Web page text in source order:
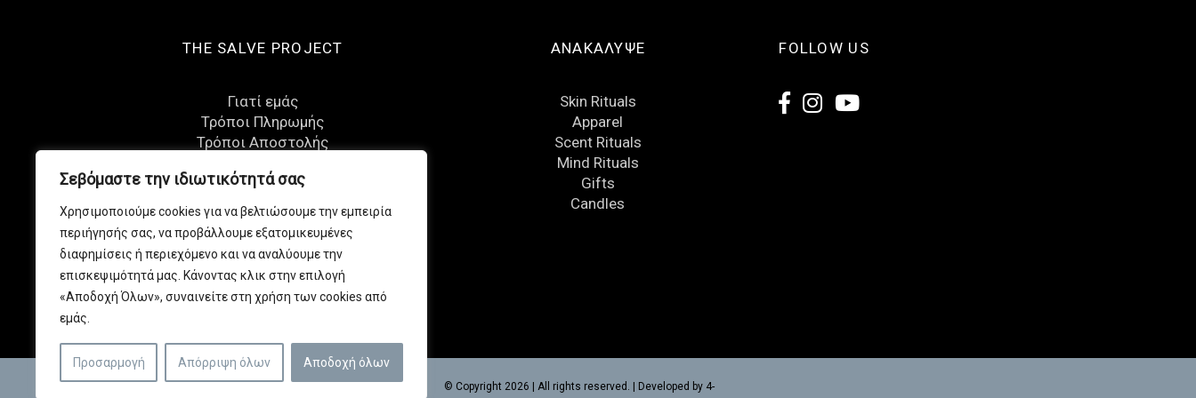
Σεβόμαστε την ιδιωτικότητά σας
Χρησιμοποιούμε cookies για να βελτιώσουμε την εμπειρία
περιήγησής σας, να προβάλλουμε εξατομικευμένες
διαφημίσεις ή περιεχόμενο και να αναλύουμε την
επισκεψιμότητά μας. Κάνοντας κλικ στην επιλογή
«Αποδοχή Όλων», συναινείτε στη χρήση των cookies από
εμάς.
Προσαρμογή Απόρριψη όλων Αποδοχή όλων
THE SALVE PROJECT
Γιατί εμάς
Τρόποι Πληρωμής
Τρόποι Αποστολής
Πολιτική Επιστροφών
Πολιτική Απορρήτου
Eπικοινωνία
ΑΝΑΚΑΛΥΨΕ
Skin Rituals
Apparel
Scent Rituals
Mind Rituals
Gifts
Candles
FOLLOW US
© Copyright 2026 | All rights reserved. | Developed by 4-